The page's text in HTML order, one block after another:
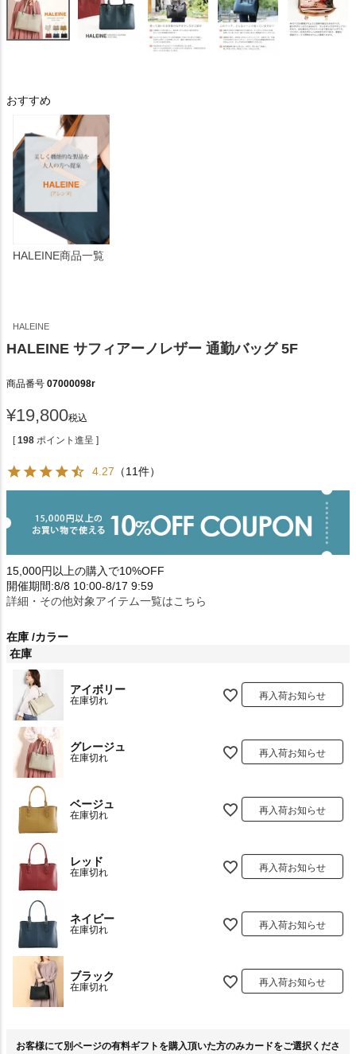
おすすめ
HALEINE商品一覧
HALEINE
HALEINE サフィアーノレザー 通勤バッグ 5F
商品番号 07000098r
¥19,800税込
[ 198 ポイント進呈 ]
4.27 （11件）
15,000円以上の購入で10%OFF
開催期間:8/8 10:00-8/17 9:59
詳細・その他対象アイテム一覧はこちら
在庫 カラー
在庫
アイボリー
在庫切れ 再入荷お知らせ
グレージュ
在庫切れ 再入荷お知らせ
ベージュ
在庫切れ 再入荷お知らせ
レッド
在庫切れ 再入荷お知らせ
ネイビー
在庫切れ 再入荷お知らせ
ブラック
在庫切れ 再入荷お知らせ
お客様にて別ページの有料ギフトを購入頂いた方のみカードをご選択くださ